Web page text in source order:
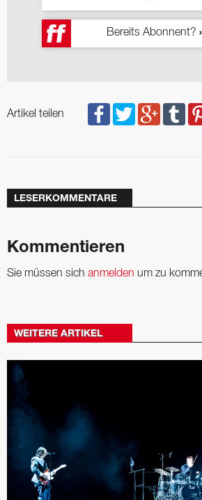
Bereits Abonnent?
Artikel teilen
LESERKOMMENTARE
Kommentieren
Sie müssen sich anmelden um zu
WEITERE ARTIKEL